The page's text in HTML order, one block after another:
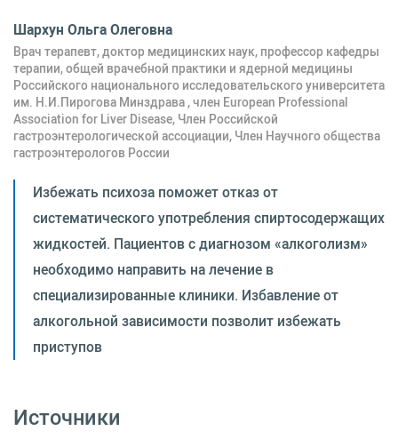
Шархун Ольга Олеговна
Врач терапевт, доктор медицинских наук, профессор кафедры
терапии, общей врачебной практики и ядерной медицины
Российского национального исследовательского университета
им. Н.И.Пирогова Минздрава , член European Professional
Association for Liver Disease, Член Российской
гастроэнтерологической ассоциации, Член Научного общества
гастроэнтерологов России
Избежать психоза поможет отказ от
систематического употребления спиртосодержащих
жидкостей. Пациентов с диагнозом «алкоголизм»
необходимо направить на лечение в
специализированные клиники. Избавление от
алкогольной зависимости позволит избежать
приступов
Источники